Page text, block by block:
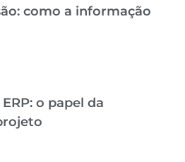
como a informação
o papel da